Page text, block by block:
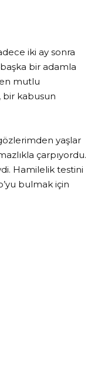
iki ay sonra
bir adamla
en mutlu
bir kabusun
yaşlar
çarpıyordu.
Hamilelik testini
bulmak için